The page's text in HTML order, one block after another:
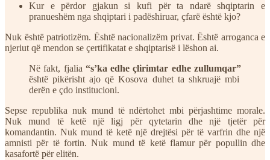
Kur e përdor gjakun si kufi për ta ndarë shqiptarin e
pranueshëm nga shqiptari i padëshiruar, çfarë është kjo?
Nuk është patriotizëm. Është nacionalizëm privat. Është arroganca e
njeriut që mendon se çertifikatat e shqiptarisë i lëshon ai.
Në fakt, fjalia “s’ka edhe çlirimtar edhe zullumqar”
është pikërisht ajo që Kosova duhet ta shkruajë mbi
derën e çdo institucioni.
Sepse republika nuk mund të ndërtohet mbi përjashtime morale.
Nuk mund të ketë një ligj për qytetarin dhe një tjetër për
komandantin. Nuk mund të ketë një drejtësi për të varfrin dhe një
amnisti për të fortin. Nuk mund të ketë flamur për popullin dhe
kasafortë për elitën.